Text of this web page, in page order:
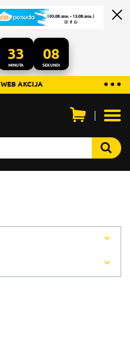
33
MINUTA
08
SEKUNDI
...
● ● ●
WEB AKCIJA